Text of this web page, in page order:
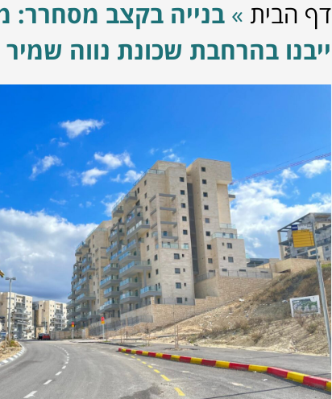
דף הבית »בנייה בקצב מסחרר:
ייבנו בהרחבת שכונת נווה שמיר